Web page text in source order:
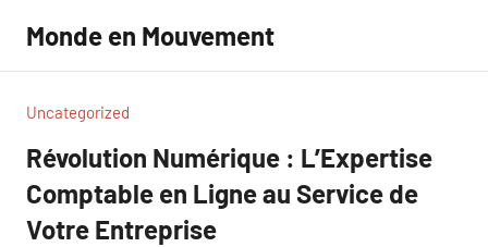
contenu
Monde en Mouvement
Uncategorized
Révolution Numérique : L’Expertise
Comptable en Ligne au Service de
Votre Entreprise